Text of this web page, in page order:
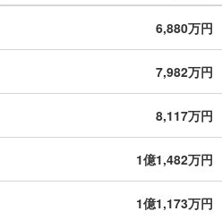
6,880万円
7,982万円
8,117万円
1億1,482万円
1億1,173万円